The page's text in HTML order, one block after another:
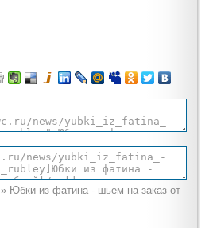
» Юбки из фатина - шьем на заказ от